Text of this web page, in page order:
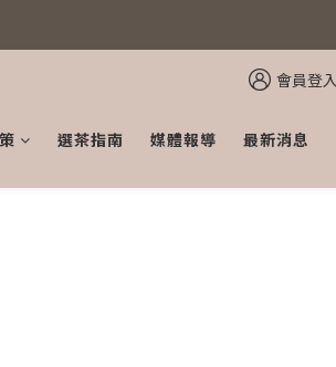
會員登入
選茶指南 媒體報導 最新消息